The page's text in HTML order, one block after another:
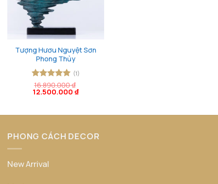
Tượng Hươu Nguyệt Sơn
Phong Thủy
Được xếp
hạng55
(1)
16.890.000₫
Giá
12.500.000 ₫Giá
PHONG CÁCH DECOR
New Arrival